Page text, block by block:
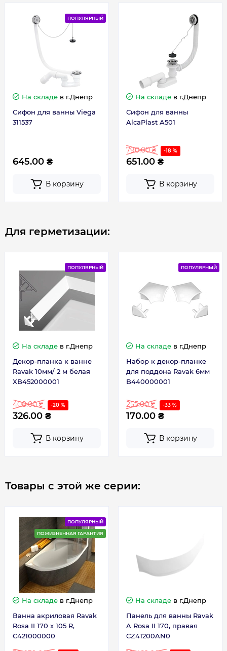
ПОПУЛЯРНЫЙ
На складе в г.Днепр
Сифон для ванны Viega
311537
645.00 ₴
В корзину
На складе в г.Днепр
Сифон для ванны
AlcaPlast A501
790.00 ₴ -18 %
651.00 ₴
В корзину
Для герметизации:
ПОПУЛЯРНЫЙ
На складе в г.Днепр
Декор-планка к ванне
Ravak 10мм/ 2 м белая
XB452000001
408.00 ₴ -20 %
326.00 ₴
В корзину
ПОПУЛЯРНЫЙ
На складе в г.Днепр
Набор к декор-планке
для поддона Ravak 6мм
B440000001
255.00 ₴ -33 %
170.00 ₴
В корзину
Товары с этой же серии:
ПОПУЛЯРНЫЙ
ПОЖИЗНЕННАЯ ГАРАНТИЯ
На складе в г.Днепр
Ванна акриловая Ravak
Rosa II 170 х 105 R,
C421000000
На складе в г.Днепр
Панель для ванны Ravak
A Rosa II 170, правая
CZ41200AN0